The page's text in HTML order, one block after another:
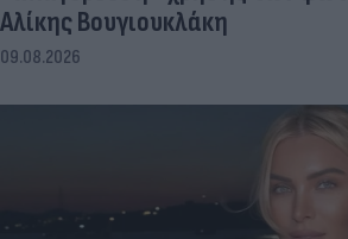
Αλίκης Βουγιουκλάκη
09.08.2026